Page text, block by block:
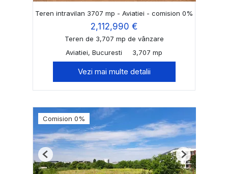
Teren intravilan 3707 mp - Aviatiei - comision 0%
2,112,990 €
Teren de 3,707 mp de vânzare
Aviatiei, Bucuresti
3,707 mp
Vezi mai multe detalii
Comision 0%
Previous Next